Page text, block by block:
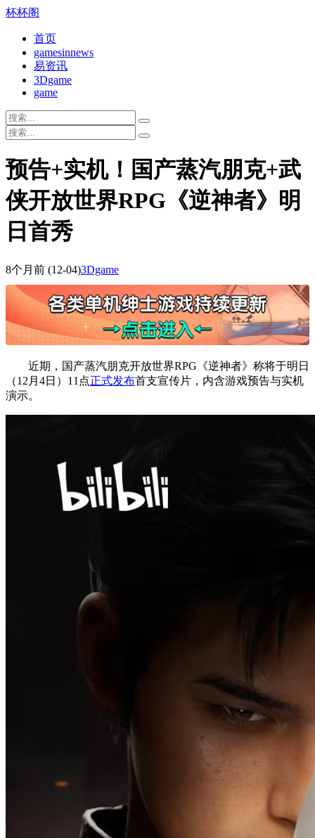
杯杯阁
首页
gamesinnews
易资讯
3Dgame
game
预告+实机！国产蒸汽朋克+武
侠开放世界RPG《逆神者》明
日首秀
8个月前 (12-04)3Dgame
近期，国产蒸汽朋克开放世界RPG《逆神者》称将于明日
（12月4日）11点正式发布首支宣传片，内含游戏预告与实机
演示。